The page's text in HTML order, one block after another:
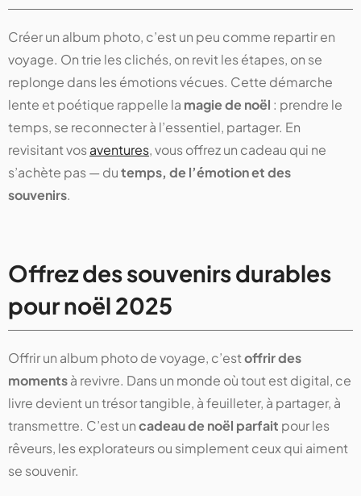
Créer un album photo, c’est un peu comme repartir en
voyage. On trie les clichés, on revit les étapes, on se
replonge dans les émotions vécues. Cette démarche
lente et poétique rappelle la magie de noël : prendre le
temps, se reconnecter à l’essentiel, partager. En
revisitant vosaventures, vous offrez un cadeau qui ne
s’achète pas — dutemps, de l’émotion et des
souvenirs.
Offrez des souvenirs durables
pour noël 2025
Offrir un album photo de voyage, c’estoffrir des
momentsà revivre. Dans un monde où tout est digital, ce
livre devient un trésor tangible, à feuilleter, à partager, à
transmettre. C’est uncadeau de noël parfait pour les
rêveurs, les explorateurs ou simplement ceux qui aiment
se souvenir.